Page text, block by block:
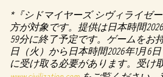
*『シドマイヤーズ シヴィライゼ
方が対象です。提供は日本時間
59分に終了予定です。ゲームをお
日（火）から日本時間2026年1月6
に受け取る必要があります。受け